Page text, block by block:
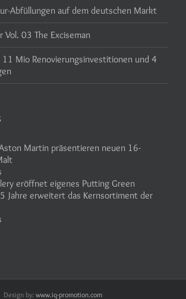
Abfüllungen auf dem deutschen Markt
Vol. 03 The Exciseman
11 Mio Renovierungsinvestitionen und 4
Martin präsentieren neuen 16-
eröffnet eigenes Putting Green
Jahre erweitert das Kernsortiment der
Design by: www.iq-promotion.com